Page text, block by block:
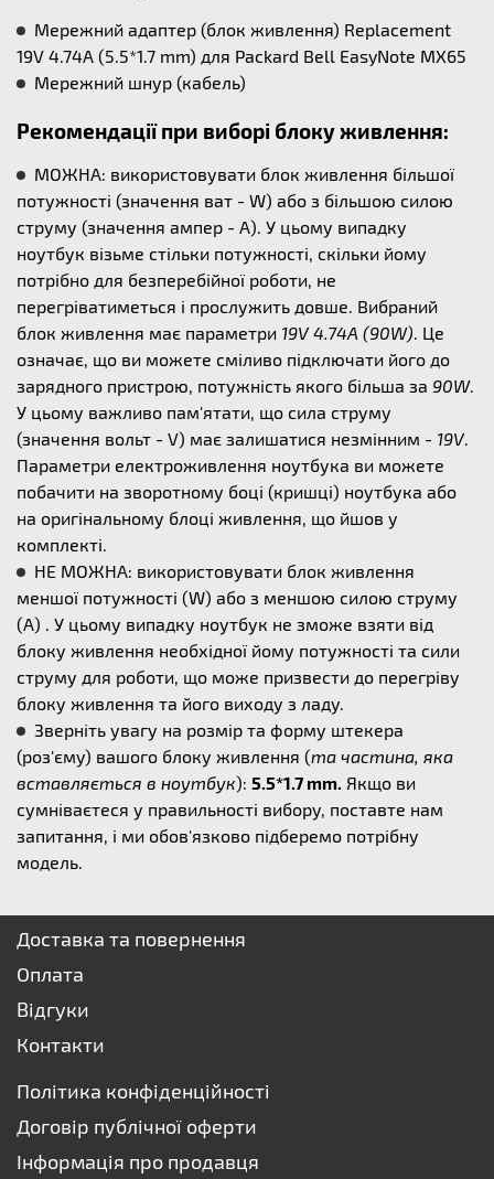
Мережний адаптер (блок живлення) Replacement
19V 4.74A (5.5*1.7 mm) для Packard Bell EasyNote MX65
Мережний шнур (кабель)
Рекомендації при виборі блоку живлення:
МОЖНА: використовувати блок живлення більшої
потужності (значення ват - W) або з більшою силою
струму (значення ампер - А). У цьому випадку
ноутбук візьме стільки потужності, скільки йому
потрібно для безперебійної роботи, не
перегріватиметься і прослужить довше. Вибраний
блок живлення має параметри 19V 4.74A (90W). Це
означає, що ви можете сміливо підключати його до
зарядного пристрою, потужність якого більша за 90W.
У цьому важливо пам'ятати, що сила струму
(значення вольт - V) має залишатися незмінним - 19V.
Параметри електроживлення ноутбука ви можете
побачити на зворотному боці (кришці) ноутбука або
на оригінальному блоці живлення, що йшов у
комплекті.
НЕ МОЖНА: використовувати блок живлення
меншої потужності (W) або з меншою силою струму
(А) . У цьому випадку ноутбук не зможе взяти від
блоку живлення необхідної йому потужності та сили
струму для роботи, що може призвести до перегріву
блоку живлення та його виходу з ладу.
Зверніть увагу на розмір та форму штекера
(роз'єму) вашого блоку живлення (та частина, яка
вставляється в ноутбук): 5.5*1.7 mm. Якщо ви
сумніваєтеся у правильності вибору, поставте нам
запитання, і ми обов'язково підберемо потрібну
модель.
Доставка та повернення
Оплата
Відгуки
Контакти
Політика конфіденційності
Договір публічної оферти
Інформація про продавця